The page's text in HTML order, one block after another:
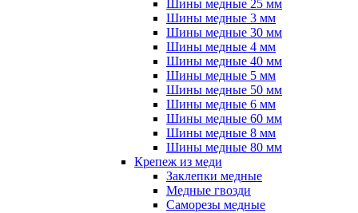
Шины медные 25 мм
Шины медные 3 мм
Шины медные 30 мм
Шины медные 4 мм
Шины медные 40 мм
Шины медные 5 мм
Шины медные 50 мм
Шины медные 6 мм
Шины медные 60 мм
Шины медные 8 мм
Шины медные 80 мм
Крепеж из меди
Заклепки медные
Медные гвозди
Саморезы медные